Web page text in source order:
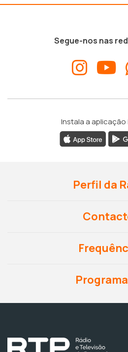
Segue-nos nas
Instala a aplicação
Perfil da